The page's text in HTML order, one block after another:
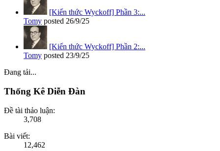
[Kiến thức Wyckoff] Phần 3:...
Tomy posted 26/9/25
[Kiến thức Wyckoff] Phần 2:...
Tomy posted 23/9/25
Đang tải...
Thống Kê Diễn Đàn
Đề tài thảo luận:
3,708
Bài viết:
12,462